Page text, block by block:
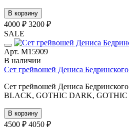
В корзину
4000 ₽ 3200 ₽
SALE
Арт. М15909
В наличии
Сет грейвошей Дениса Бедринского
Сет грейвошей Дениса
BLACK, GOTHIC DARK,
В корзину
4500 ₽ 4050 ₽